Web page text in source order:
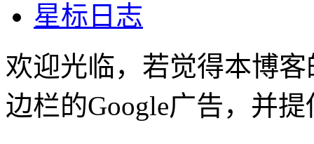
星标日志
欢迎光临，若觉得本博
边栏的Google广告，并